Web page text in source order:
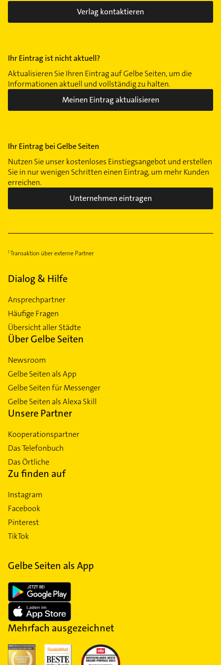
Verlag kontaktieren
Ihr Eintrag ist nicht aktuell?
Aktualisieren Sie Ihren Eintrag auf Gelbe Seiten, um die
Informationen aktuell und vollständig zu halten.
Meinen Eintrag aktualisieren
Ihr Eintrag bei Gelbe Seiten
Nutzen Sie unser kostenloses Einstiegsangebot und erstellen
Sie in nur wenigen Schritten einen Eintrag, um mehr Kunden
erreichen.
Unternehmen eintragen
Transaktion über externe Partner
Dialog & Hilfe
Ansprechpartner
Häufige Fragen
Übersicht aller Städte
Über Gelbe Seiten
Newsroom
Gelbe Seiten als App
Gelbe Seiten für Messenger
Gelbe Seiten als Alexa Skill
Unsere Partner
Kooperationspartner
Das Telefonbuch
Das Örtliche
Zu finden auf
Instagram
Facebook
Pinterest
TikTok
Gelbe Seiten als App
Mehrfach ausgezeichnet